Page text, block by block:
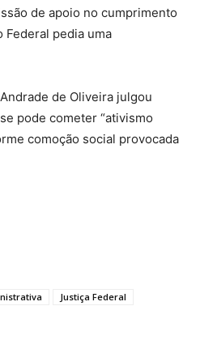
de apoio no cumprimento
Federal pedia uma
de Oliveira julgou
pode cometer “ativismo
comoção social provocada
Justiça Federal